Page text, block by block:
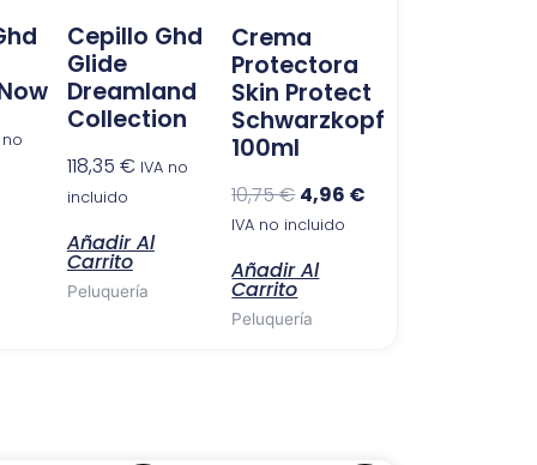
no
Cepillo Ghd
Glide
Dreamland
Collection
118,35 € IVA no
incluido
Añadir Al
Carrito
Peluquería
Crema
Protectora
Skin Protect
Schwarzkopf
100ml
10,75€4,96 €
IVA no incluido
Añadir Al
Carrito
Peluquería